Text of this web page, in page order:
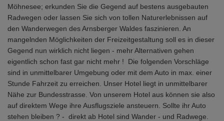
Möhnesee; erkunden Sie die Gegend auf bestens ausgebauten
Radwegen oder lassen Sie sich von tollen Naturerlebnissen auf
den Wanderwegen des Arnsberger Waldes faszinieren. An
mangelnden Möglichkeiten der Freizeitgestaltung soll es in dieser
Gegend nun wirklich nicht liegen - mehr Alternativen gehen
eigentlich schon fast gar nicht mehr ! Die folgenden Vorschläge
sind in unmittelbarer Umgebung oder mit dem Auto in max. einer
Stunde Fahrzeit zu erreichen. Unser Hotel liegt in unmittelbarer
Nähe zur Bundesstrasse. Von unserem Hotel aus können sie also
auf direktem Wege ihre Ausflugsziele ansteuern. Sollte ihr Auto
stehen bleiben ? - direkt ab Hotel sind Wander - und Radwege.